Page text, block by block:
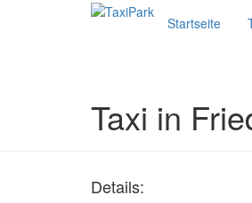
Startseite
Taxi in
Details: